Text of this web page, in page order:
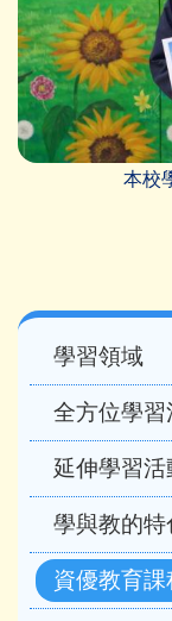
本校
Main
navigation
學習領域
全方位學習
延伸學習活
學與教的特
資優教育課